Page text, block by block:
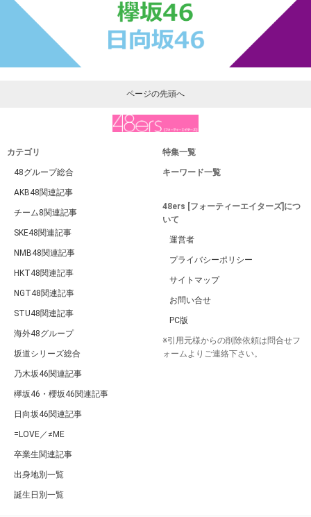
ページの先頭へ
カテゴリ
48グループ総合
AKB48関連記事
チーム8関連記事
SKE48関連記事
NMB48関連記事
HKT48関連記事
NGT48関連記事
STU48関連記事
海外48グループ
坂道シリーズ総合
乃木坂46関連記事
欅坂46・櫻坂46関連記事
日向坂46関連記事
=LOVE／≠ME
卒業生関連記事
出身地別一覧
誕生日別一覧
特集一覧
キーワード一覧
48ers [フォーティーエイターズ]につ
いて
運営者
プライバシーポリシー
サイトマップ
お問い合せ
PC版
※引用元様からの削除依頼は問合せフ
ォームよりご連絡下さい。